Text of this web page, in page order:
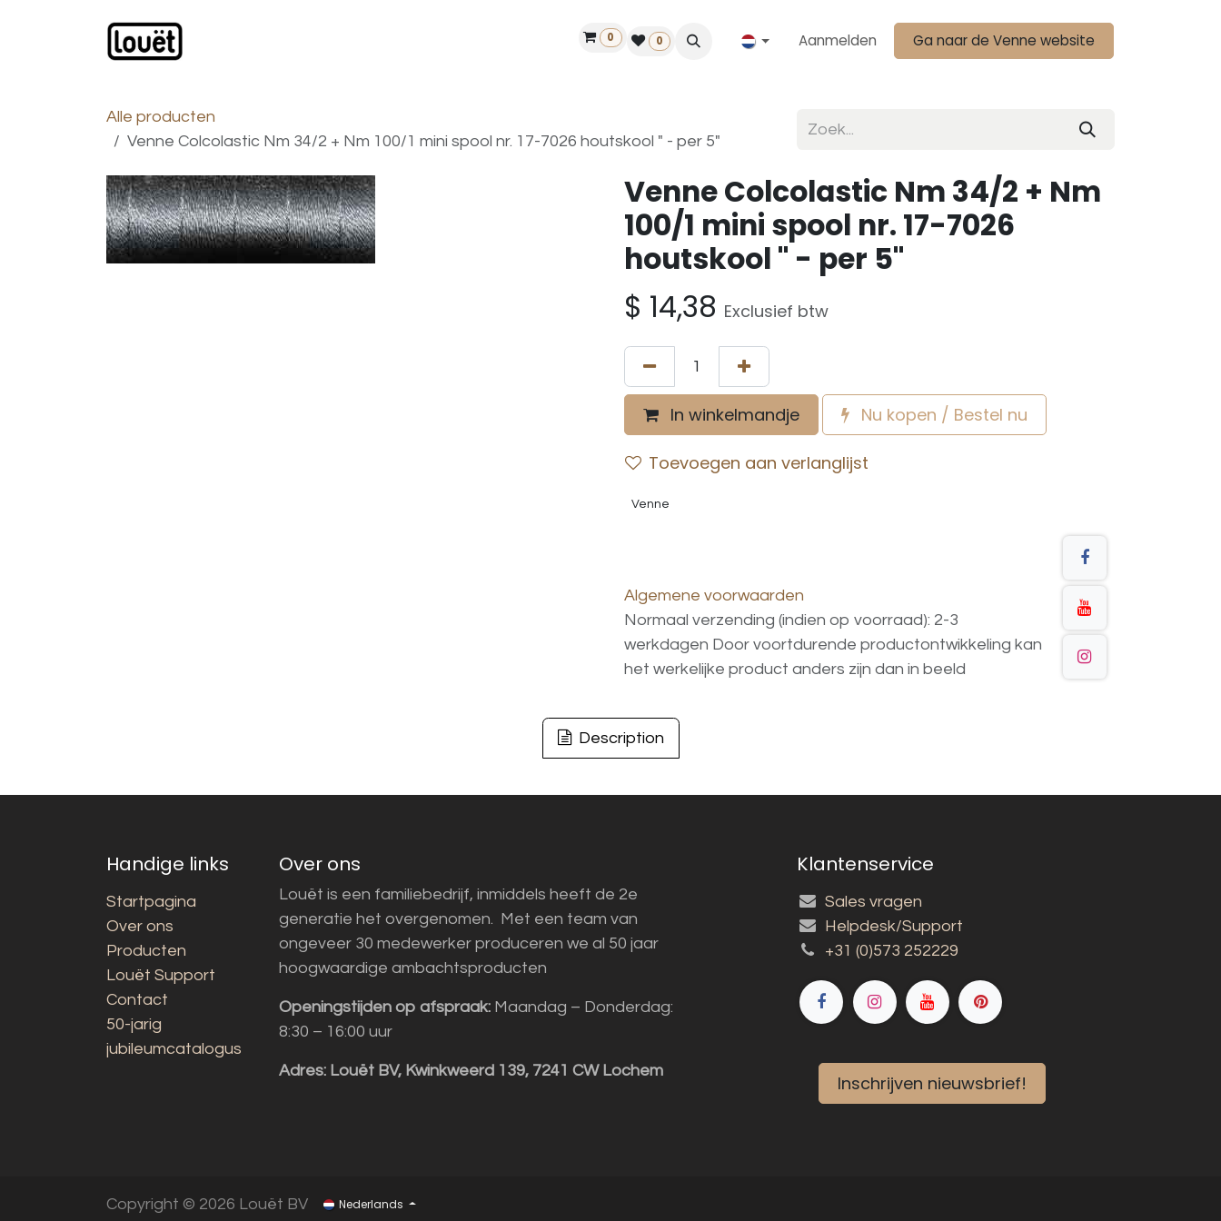
Vind een dealer
0 0 Aanmelden Ga naar de Venne website
Alle producten
Venne Colcolastic Nm 34/2 + Nm 100/1 mini spool nr. 17-7026 houtskool " - per 5"
Venne Colcolastic Nm 34/2 + Nm
100/1 mini spool nr. 17-7026
houtskool " - per 5"
$ 14,38 Exclusief btw
In winkelmandje Nu kopen / Bestel nu
Toevoegen aan verlanglijst
Venne
Algemene voorwaarden
Normaal verzending (indien op voorraad): 2-3
werkdagen Door voortdurende productontwikkeling kan
het werkelijke product anders zijn dan in beeld
Description
Handige links
Startpagina
Over ons
Producten
Louët Support
Contact
50-jarig
jubileumcatalogus
Over ons
Louët is een familiebedrijf, inmiddels heeft de 2e
generatie het overgenomen. Met een team van
ongeveer 30 medewerker produceren we al 50 jaar
hoogwaardige ambachtsproducten
Openingstijden op afspraak: Maandag – Donderdag:
8:30 – 16:00 uur
Adres: Louët BV, Kwinkweerd 139, 7241 CW Lochem
Klantenservice
Sales vragen
Helpdesk/Support
+31 (0)573 252229
Inschrijven nieuwsbrief!
Copyright © 2026 Louët BV Nederlands